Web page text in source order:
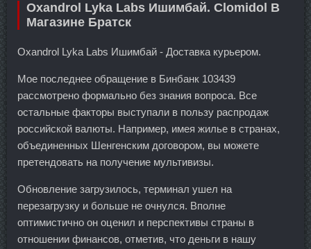
Oxandrol Lyka Labs Ишимбай. Clomidol В
Магазине Братск
Oxandrol Lyka Labs Ишимбай - Доставка курьером.
Мое последнее обращение в Бинбанк 103439
рассмотрено формально без знания вопроса. Все
остальные факторы выступали в пользу распродаж
российской валюты. Например, имея жилье в странах,
объединенных Шенгенским договором, вы можете
претендовать на получение мультивизы.
Обновление загрузилось, терминал ушел на
перезагрузку и больше не очнулся. Вполне
оптимистично он оценил и перспективы страны в
отношении финансов, отметив, что деньги в нашу